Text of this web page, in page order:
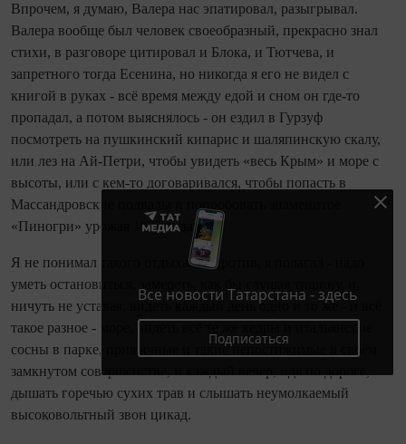
Впрочем, я думаю, Валера нас эпатировал, разыгрывал.
Валера вообще был человек своеобразный, прекрасно знал
стихи, в разговоре цитировал и Блока, и Тютчева, и
запретного тогда Есенина, но никогда я его не видел с
книгой в руках - всё время между едой и сном он где-то
пропадал, а потом выяснялось - он ездил в Гурзуф
посмотреть на пушкинский кипарис и шаляпинскую скалу,
или лез на Ай-Петри, чтобы увидеть «весь Крым» и море с
высоты, или с кем-то договаривался, чтобы попасть в
Массандровские подвалы и попробовать знаменитое
«Пиногри» урожая 1935 года.
Я не понимал такого отдыха. Напротив, я полагал - надо
уметь остановиться, замереть, как бы слушая тишину, и,
ничуть не уставая, видеть каждый день одно и то же - и всё
такое разное - море, видеть всё те же кедры и итальянские
сосны в парке, привычные и такие непостижимые в своём
замкнутом совершенстве, и каждый вечер, идя по дороге,
дышать горечью сухих трав и слышать неумолкаемый
высоковольтный звон цикад.
Все новости Татарстана - здесь
Подписаться